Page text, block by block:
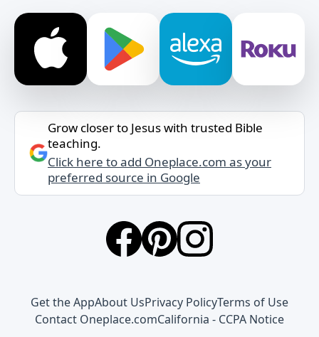
Grow closer to Jesus with trusted Bible
teaching.
Click here to add Oneplace.com as your
preferred source in Google
Get the AppAbout UsPrivacy PolicyTerms of Use
Contact Oneplace.comCalifornia - CCPA Notice